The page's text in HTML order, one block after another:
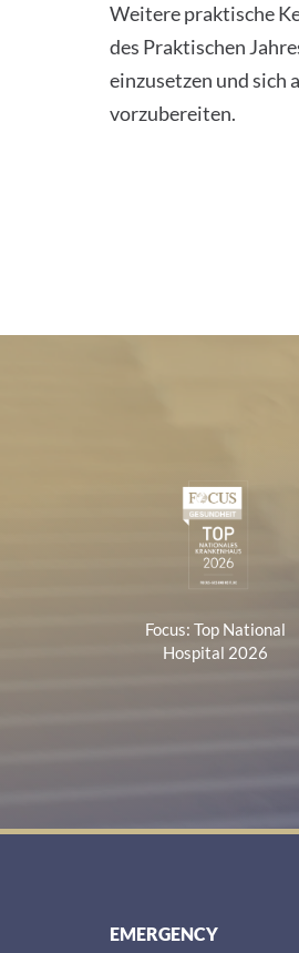
Weitere praktische
des Praktischen
einzusetzen und sich
vorzubereiten.
Focus: Top National
Hospital 2026
EMERGENCY